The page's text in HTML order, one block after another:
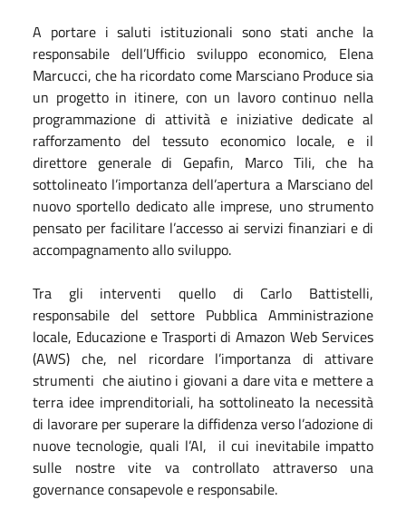
A portare i saluti istituzionali sono stati anche la
responsabile dell’Ufficio sviluppo economico, Elena
Marcucci, che ha ricordato come Marsciano Produce sia
un progetto in itinere, con un lavoro continuo nella
programmazione di attività e iniziative dedicate al
rafforzamento del tessuto economico locale, e il
direttore generale di Gepafin, Marco Tili, che ha
sottolineato l’importanza dell’apertura a Marsciano del
nuovo sportello dedicato alle imprese, uno strumento
pensato per facilitare l’accesso ai servizi finanziari e di
accompagnamento allo sviluppo.
Tra gli interventi quello di Carlo Battistelli,
responsabile del settore Pubblica Amministrazione
locale, Educazione e Trasporti di Amazon Web Services
(AWS) che, nel ricordare l’importanza di attivare
strumenti che aiutino i giovani a dare vita e mettere a
terra idee imprenditoriali, ha sottolineato la necessità
di lavorare per superare la diffidenza verso l’adozione di
nuove tecnologie, quali l’AI,
il cui inevitabile impatto
sulle nostre vite va controllato attraverso una
governance consapevole e responsabile.